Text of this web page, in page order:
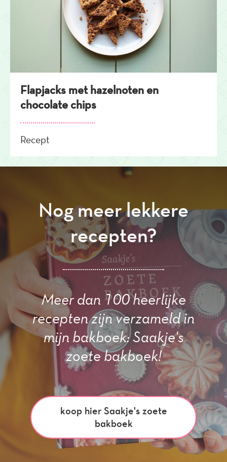
Flapjacks met hazelnoten en
chocolate chips
Recept
Nog meer lekkere
recepten?
Meer dan 100 heerlijke
recepten zijn verzameld in
mijn bakboek: Saakje's
zoete bakboek!
koop hier Saakje's zoete
bakboek